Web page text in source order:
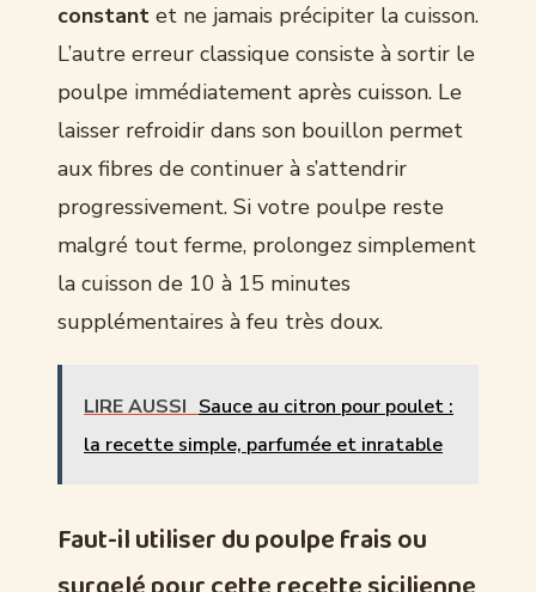
constant et ne jamais précipiter la cuisson.
L’autre erreur classique consiste à sortir le
poulpe immédiatement après cuisson. Le
laisser refroidir dans son bouillon permet
aux fibres de continuer à s’attendrir
progressivement. Si votre poulpe reste
malgré tout ferme, prolongez simplement
la cuisson de 10 à 15 minutes
supplémentaires à feu très doux.
LIRE AUSSI Sauce au citron pour poulet :
la recette simple, parfumée et inratable
Faut-il utiliser du poulpe frais ou